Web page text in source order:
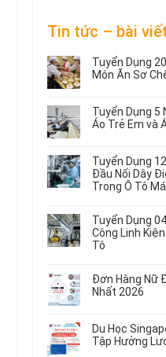
Tin tức – bài
Tuyển Dụng
Món Ăn Sơ
có
bình
luận
Tuyển
Dụng
20
Nữ
Biến
Món
Ăn
Rau
Củ
Tuyển Dụng 5
Áo Trẻ Em và
có
bình
luận
ở
Dụng
5
Nữ
May
Áo
Trẻ
Áo
Thun
Tuyển Dụng
Đầu Nối Dây
Trong Ô Tô
có
bình
luận
ở
Dụng
12
Tạo
Đầu
Tuyển Dụng
Công Linh
Tô
có
bình
luận
Tuyển
Dụng
04
Đơn Hàng Nữ
Nhất 2026
có
bình
luận
Du Học
Tập Hưởng